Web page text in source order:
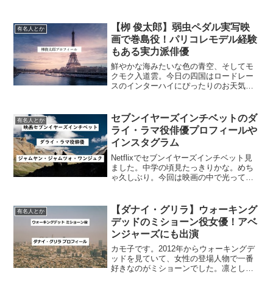
フォイ＝嫌なヤツ」かもしれませんが、
演じていたトム・フェルトン...
有名人とか
【栁 俊太郎】弱虫ペダル実写映
画で巻島役！パリコレモデル経験
もある実力派俳優
鮮やかな海みたいな色の青空、そしてモ
クモク入道雲。今日の四国はロードレー
スのインターハイにぴったりのお天気。
版弱虫ペダルの映画で巻島裕介役をした
俳優、栁 俊太郎さんにつ...
有名人とか
セブンイヤーズインチベットのダ
ライ・ラマ役俳優プロフィールや
インスタグラム
Netflixでセブンイヤーズインチベット見
ました。中学の頃見たっきりかな。めち
ゃ久しぶり。今回は映画の中で光ってい
チベットのダライラマ役俳優 この投稿を
Instagr...
有名人とか
【ダナイ・グリラ】ウォーキング
デッドのミショーン役女優！アベ
ンジャーズにも出演
カモ子です。2012年からウォーキングデ
ッドを見ていて、女性の登場人物で一番
好きなのがミショーンでした。凛として